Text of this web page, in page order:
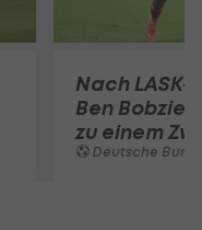
Nach LASK-
Ben
zu einem
Deutsche